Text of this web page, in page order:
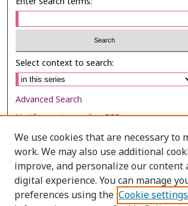
Select context to search:
Advanced Search
Notify me via email orRSS
Browse
Collections
Disciplines
Authors
We use cookies that are necessary to
work. We may also use additional
improve, and personalize our content
digital experience. You can manage
preferences using the Cookie settings